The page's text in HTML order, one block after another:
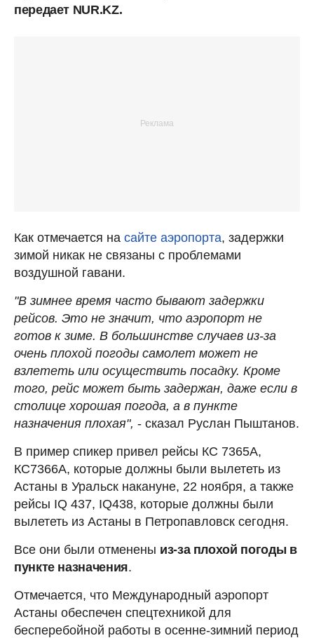
передает NUR.KZ.
Как отмечается на сайте аэропорта, задержки
зимой никак не связаны с проблемами
воздушной гавани.
"В зимнее время часто бывают задержки
рейсов. Это не значит, что аэропорт не
готов к зиме. В большинстве случаев из-за
очень плохой погоды самолет может не
взлететь или осуществить посадку. Кроме
того, рейс может быть задержан, даже если в
столице хорошая погода, а в пункте
назначения плохая", - сказал Руслан Пыштанов.
В пример спикер привел рейсы КС 7365А,
КС7366А, которые должны были вылететь из
Астаны в Уральск накануне, 22 ноября, а также
рейсы IQ 437, IQ438, которые должны были
вылететь из Астаны в Петропавловск сегодня.
Все они были отменены из-за плохой погоды в
пункте назначения.
Отмечается, что Международный аэропорт
Астаны обеспечен спецтехникой для
бесперебойной работы в осенне-зимний период